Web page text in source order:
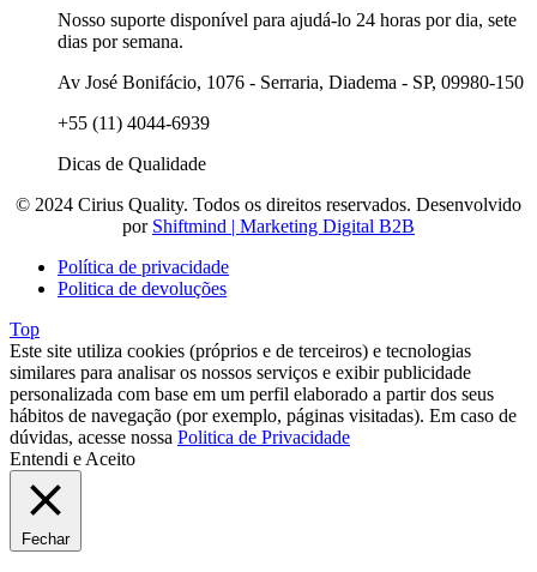
Nosso suporte disponível para ajudá-lo 24 horas por dia, sete
dias por semana.
Av José Bonifácio, 1076 - Serraria, Diadema - SP, 09980-150
+55 (11) 4044-6939
Dicas de Qualidade
© 2024 Cirius Quality. Todos os direitos reservados. Desenvolvido
por Shiftmind | Marketing Digital B2B
Política de privacidade
Politica de devoluções
Top
Este site utiliza cookies (próprios e de terceiros) e tecnologias
similares para analisar os nossos serviços e exibir publicidade
personalizada com base em um perfil elaborado a partir dos seus
hábitos de navegação (por exemplo, páginas visitadas). Em caso de
dúvidas, acesse nossa Politica de Privacidade
Entendi e Aceito
Fechar